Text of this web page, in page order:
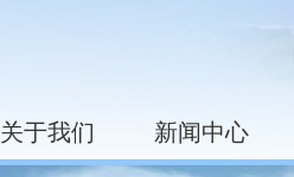
关于我们 新闻中心